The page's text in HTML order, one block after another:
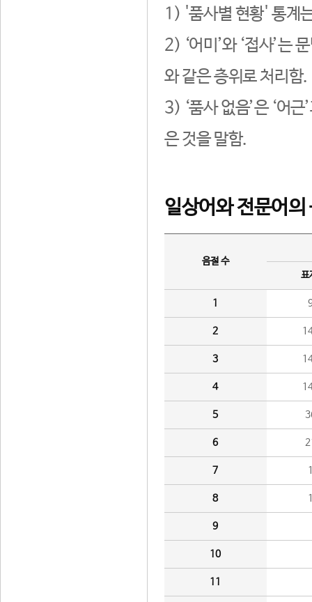
1) '품사별 현황' 통계
2) ‘어미’와 ‘접사’는
와 같은 층위로 처리함.
3) ‘품사 없음’은 ‘어
은 것을 말함.
일상어와 전문어의
음절 수
표
1
2
3
4
5
6
7
8
9
10
11